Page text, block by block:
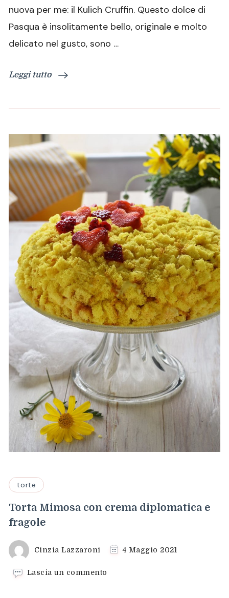
Pasqua
nuova per me: il Kulich Cruffin. Questo dolce di
Pasqua è insolitamente bello, originale e molto
delicato nel gusto, sono …
Leggi tutto
torte
Torta Mimosa con crema diplomatica e
fragole
Cinzia Lazzaroni 4 Maggio 2021
Lascia un commento